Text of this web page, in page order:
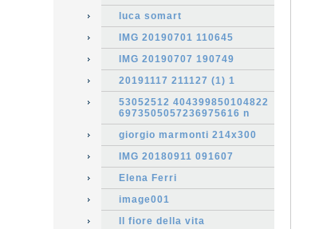
luca somart
IMG 20190701 110645
IMG 20190707 190749
20191117 211127 (1) 1
53052512 404399850104822
6973505057236975616 n
giorgio marmonti 214x300
IMG 20180911 091607
Elena Ferri
image001
Il fiore della vita